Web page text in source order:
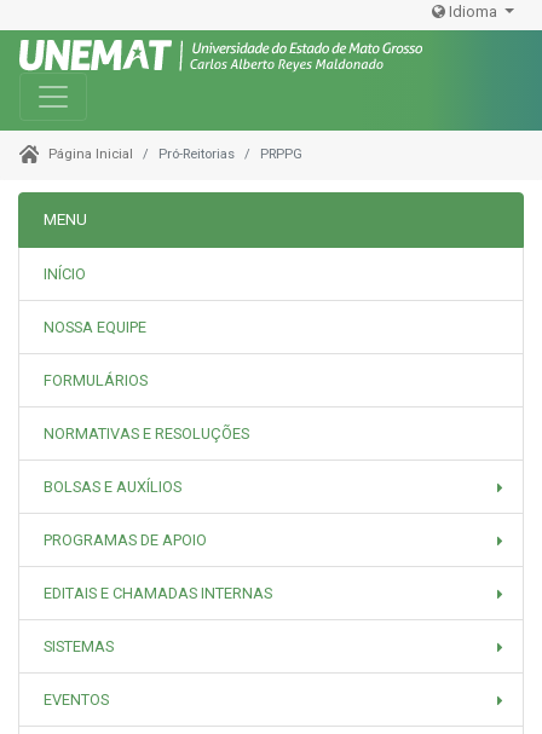
Idioma
Toggle navigation
Página Inicial Pró-Reitorias PRPPG
MENU
INÍCIO
NOSSA EQUIPE
FORMULÁRIOS
NORMATIVAS E RESOLUÇÕES
BOLSAS E AUXÍLIOS
PROGRAMAS DE APOIO
EDITAIS E CHAMADAS INTERNAS
SISTEMAS
EVENTOS